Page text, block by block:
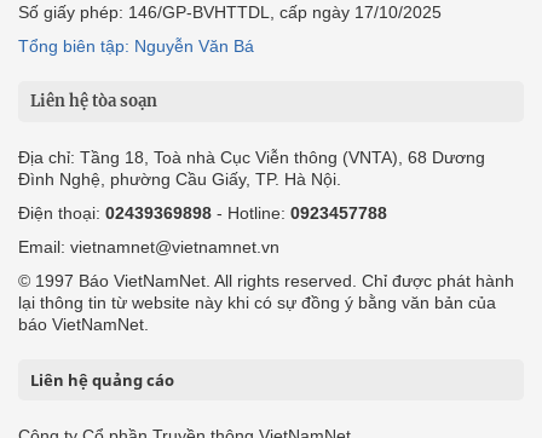
Số giấy phép: 146/GP-BVHTTDL, cấp ngày 17/10/2025
Tổng biên tập: Nguyễn Văn Bá
Liên hệ tòa soạn
Địa chỉ: Tầng 18, Toà nhà Cục Viễn thông (VNTA), 68 Dương
Đình Nghệ, phường Cầu Giấy, TP. Hà Nội.
Điện thoại: 02439369898 - Hotline: 0923457788
Email: vietnamnet@vietnamnet.vn
© 1997 Báo VietNamNet. All rights reserved. Chỉ được phát hành
lại thông tin từ website này khi có sự đồng ý bằng văn bản của
báo VietNamNet.
Liên hệ quảng cáo